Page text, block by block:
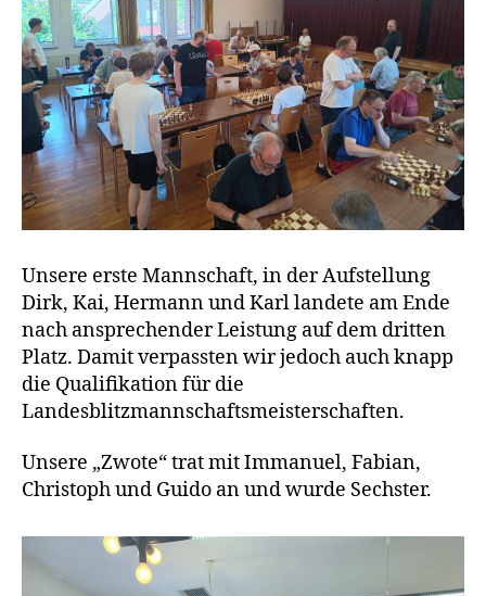
Unsere erste Mannschaft, in der Aufstellung
Dirk, Kai, Hermann und Karl landete am Ende
nach ansprechender Leistung auf dem dritten
Platz. Damit verpassten wir jedoch auch knapp
die Qualifikation für die
Landesblitzmannschaftsmeisterschaften.
Unsere „Zwote“ trat mit Immanuel, Fabian,
Christoph und Guido an und wurde Sechster.